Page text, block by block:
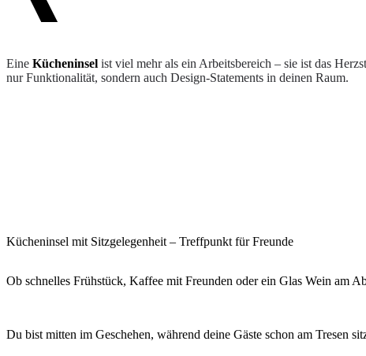
Eine Kücheninsel ist viel mehr als ein Arbeitsbereich – sie ist das
nur Funktionalität, sondern auch Design-Statements in deinen Raum.
Kücheninsel mit Sitzgelegenheit – Treffpunkt für Freunde
Ob schnelles Frühstück, Kaffee mit Freunden oder ein Glas Wein am
Du bist mitten im Geschehen, während deine Gäste schon am Tresen